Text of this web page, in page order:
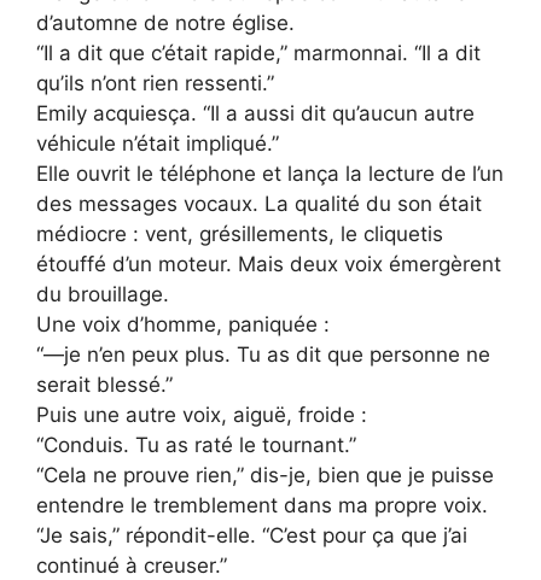
d’automne de notre église.
“Il a dit que c’était rapide,” marmonnai. “Il a dit
qu’ils n’ont rien ressenti.”
Emily acquiesça. “Il a aussi dit qu’aucun autre
véhicule n’était impliqué.”
Elle ouvrit le téléphone et lança la lecture de l’un
des messages vocaux. La qualité du son était
médiocre : vent, grésillements, le cliquetis
étouffé d’un moteur. Mais deux voix émergèrent
du brouillage.
Une voix d’homme, paniquée :
“—je n’en peux plus. Tu as dit que personne ne
serait blessé.”
Puis une autre voix, aiguë, froide :
“Conduis. Tu as raté le tournant.”
“Cela ne prouve rien,” dis-je, bien que je puisse
entendre le tremblement dans ma propre voix.
“Je sais,” répondit-elle. “C’est pour ça que j’ai
continué à creuser.”